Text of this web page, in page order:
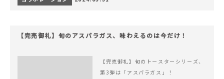
【完売御礼】旬のアスパラガス、味わえるのは今だけ！
【完売御礼】旬のトースターシリーズ、
第3弾は「アスパラガス」！